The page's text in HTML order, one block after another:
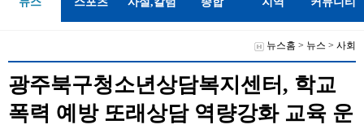
뉴스홈 > 뉴스 > 사회
광주북구청소년상담복지센터, 학교
폭력 예방 또래상담 역량강화 교육 운